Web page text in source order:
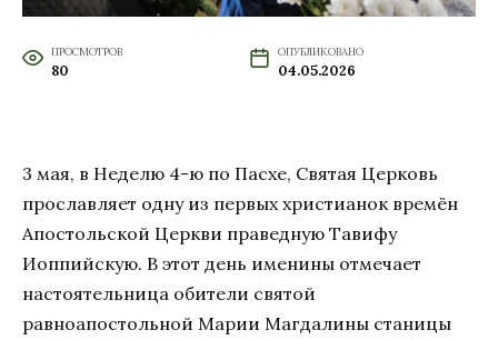
ПРОСМОТРОВ
80
ОПУБЛИКОВАНО
04.05.2026
3 мая, в Неделю 4-ю по Пасхе, Святая Церковь
прославляет одну из первых христианок времён
Апостольской Церкви праведную Тавифу
Иоппийскую. В этот день именины отмечает
настоятельница обители святой
равноапостольной Марии Магдалины станицы